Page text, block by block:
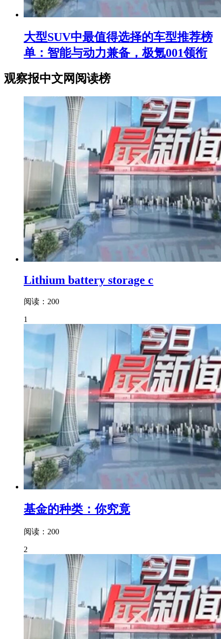
大型SUV中最值得选择的车型推荐榜
单：智能与动力兼备，极氪001领衔
观察报中文网阅读榜
Lithium battery storage c
阅读：200
1
基金的种类：你究竟
阅读：200
2